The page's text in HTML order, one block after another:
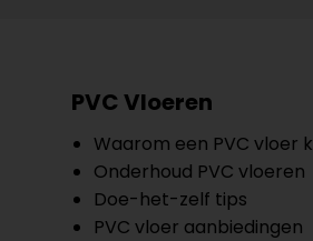
PVC Vloeren
Waarom een PVC vloer
Onderhoud PVC vloeren
Doe-het-zelf tips
PVC vloer aanbiedingen